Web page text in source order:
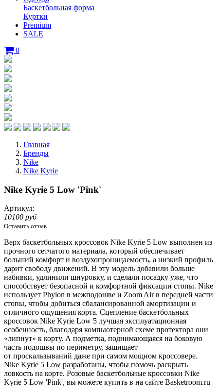
Баскетбольная форма
Куртки
Premium
SALE
0
Главная
Бренды
Nike
Nike Kyrie
Nike Kyrie 5 Low 'Pink'
Артикул:
10100 руб
Оставить отзыв
Верх баскетбольных кроссовок Nike Kyrie 5 Low выполнен из
прочного сетчатого материала, который обеспечивает
больший комфорт и воздухопроницаемость, а низкий профиль
дарит свободу движений. В эту модель добавили больше
набивки, удлинили шнуровку, и сделали посадку уже, что
способствует безопасной и комфортной фиксации стопы. Nike
использует Phylon в межподошве и Zoom Air в передней части
стопы, чтобы добиться сбалансированной амортизации и
отличного ощущения корта. Сцепление баскетбольных
кроссовок Nike Kyrie Low 5 лучшая эксплуатационная
особенность, благодаря компьютерной схеме протектора они
«липнут» к корту. А подметка, поднимающаяся на боковую
часть подошвы по периметру, защищает
от проскальзываний даже при самом мощном кроссовере.
Nike Kyrie 5 Low разработаны, чтобы помочь раскрыть
ловкость на корте. Розовые баскетбольные кроссовки Nike
Kyrie 5 Low 'Pink', вы можете купить в на сайте Basketroom.ru